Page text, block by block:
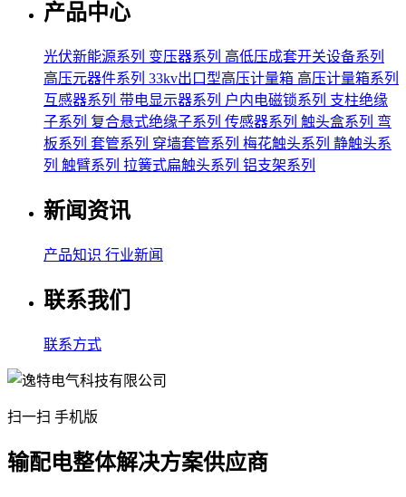
产品中心
光伏新能源系列 变压器系列 高低压成套开关设备系列
高压元器件系列 33kv出口型高压计量箱 高压计量箱系列
互感器系列 带电显示器系列 户内电磁锁系列 支柱绝缘
子系列 复合悬式绝缘子系列 传感器系列 触头盒系列 弯
板系列 套管系列 穿墙套管系列 梅花触头系列 静触头系
列 触臂系列 拉簧式扁触头系列 铝支架系列
新闻资讯
产品知识 行业新闻
联系我们
联系方式
扫一扫 手机版
输配电整体解决方案供应商